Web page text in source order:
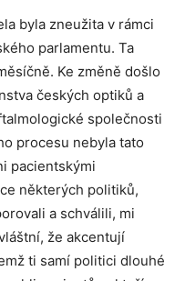
byla zneužita v rámci
parlamentu. Ta
Ke změně došlo
českých optiků a
společnosti
procesu nebyla tato
pacientskými
některých politiků,
a schválili, mi
že akcentují
ti samí politici dlouhé